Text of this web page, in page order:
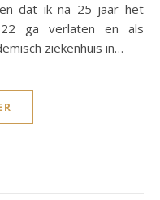
dat ik na 25 jaar het
ga verlaten en als
ziekenhuis in…